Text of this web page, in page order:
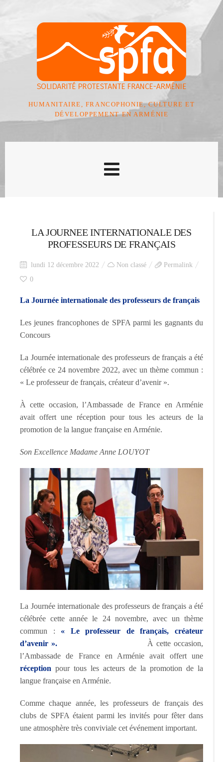
HUMANITAIRE, FRANCOPHONIE, CULTURE ET
DÉVELOPPEMENT EN ARMÉNIE
LA JOURNEE INTERNATIONALE DES
PROFESSEURS DE FRANÇAIS
lundi 12 décembre 2022 Non classé
Permalink
0
La Journée internationale des professeurs de français
Les jeunes francophones de SPFA parmi les gagnants du
Concours
La Journée internationale des professeurs de français a été
célébrée ce 24 novembre 2022, avec un thème commun :
« Le professeur de français, créateur d’avenir ».
À cette occasion, l’Ambassade de France en Arménie
avait offert une réception pour tous les acteurs de la
promotion de la langue française en Arménie.
Son Excellence Madame Anne LOUYOT
La Journée internationale des professeurs de français a été
célébrée cette année le 24 novembre, avec un thème
commun : « Le professeur de français, créateur
d’avenir ». À cette occasion,
l’Ambassade de France en Arménie avait offert une
réception pour tous les acteurs de la promotion de la
langue française en Arménie.
Comme chaque année, les professeurs de français des
clubs de SPFA étaient parmi les invités pour fêter dans
une atmosphère très conviviale cet événement important.